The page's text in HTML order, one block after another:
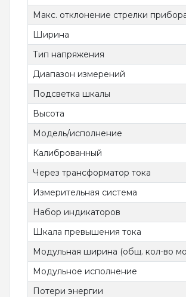
Макс. отклонение стрелки
Ширина
Тип напряжения
Диапазон измерений
Подсветка шкалы
Высота
Модель/исполнение
Калиброванный
Через трансформатор тока
Измерительная система
Набор индикаторов
Шкала превышения тока
Модульная ширина (общ. кол-во
Модульное исполнение
Потери энергии